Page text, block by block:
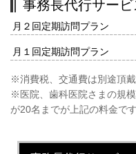
事務長代行サー
月２回定期訪問プラン
月１回定期訪問プラン
※消費税、交通費は別途頂戴
※医院、歯科医院さまの規
が20名までが上記の料金です